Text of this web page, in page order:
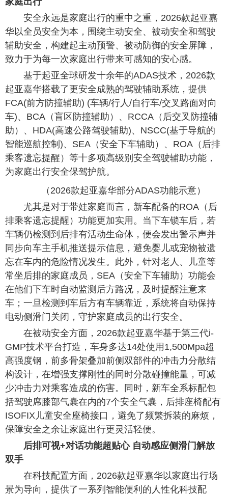
安全永远是家庭出行的重中之重，2026款起亚嘉
华以全员安全为本，围绕主动安全、被动安全和驾驶
辅助安全，构建起主动预警、被动防御的安全屏障，
致力于为每一次家庭出行带来可感知的安心感。
基于起亚全球研发十余年的ADAS技术，2026款
起亚嘉华搭载了更安全成熟的驾驶辅助系统，提供
FCA(前方防撞辅助) (车辆/行人/自行车/交叉路面对向
车)、BCA（盲区防撞辅助）、RCCA（后交叉防撞辅
助）、HDA(高速公路驾驶辅助)、NSCC(基于导航的
智能巡航控制)、SEA（安全下车辅助）、ROA（后排
乘客遗忘提醒）等十多项高级别安全驾驶辅助功能，
为家庭出行安全保驾护航。
（2026款起亚嘉华部分ADAS功能示意）
尤其是对于带娃家庭而言，新车配备的ROA（后
排乘客遗忘提醒）功能更加实用。当下车锁车后，若
车辆仍检测到后排有活动生命体，便会发出警示声并
同步向车主手机推送提示信息，避免婴儿或宠物被遗
忘在车内的危险情况发生。此外，针对老人、儿童等
常坐后排的家庭成员，SEA（安全下车辅助）功能会
在他们下车时自动监测后方路况，及时提醒注意来
车；一旦检测到车后方有车辆靠近，系统将自动保持
电动侧滑门关闭，守护家庭成员的出行安全。
在被动安全方面，2026款起亚嘉华基于第三代i-
GMP技术平台打造，车身多达14处使用1,500Mpa超
高强度钢，前多骨架叠加前侧双部件的冲击力分散结
构设计，在增强支撑刚性的同时分散碰撞能量，可减
少冲击力对乘客造成的伤害。同时，新车全系标配包
括驾驶席膝部气囊在内的7个安全气囊，后排座椅配有
ISOFIX儿童安全座椅接口，避免了频繁拆装的麻烦，
保障安全之余让家庭出行更灵活轻便。
后排可视+对话功能超贴心 自动感应侧滑门解放
双手
在科技配置方面，2026款起亚嘉华以家庭出行场
景为导向，提供了一系列智能便利的人性化科技配